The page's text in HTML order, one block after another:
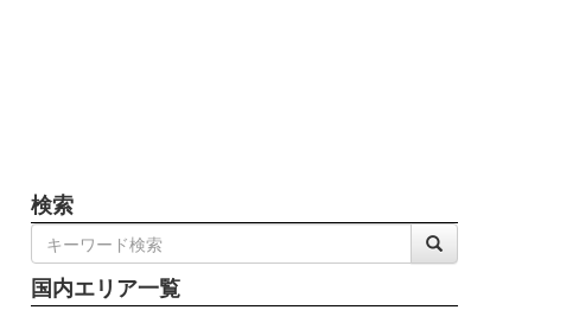
検索
国内エリア一覧